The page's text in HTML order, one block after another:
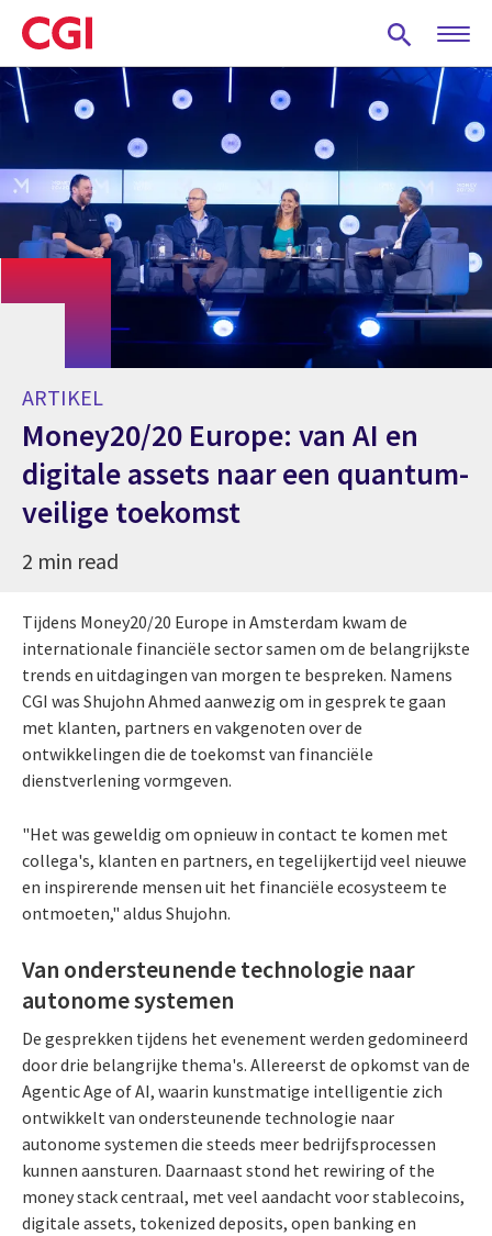
Skip
to
main
content
ARTIKEL
Money20/20 Europe: van AI en
digitale assets naar een quantum-
veilige toekomst
2 min read
Tijdens Money20/20 Europe in Amsterdam kwam de
internationale financiële sector samen om de belangrijkste
trends en uitdagingen van morgen te bespreken. Namens
CGI was Shujohn Ahmed aanwezig om in gesprek te gaan
met klanten, partners en vakgenoten over de
ontwikkelingen die de toekomst van financiële
dienstverlening vormgeven.
"Het was geweldig om opnieuw in contact te komen met
collega's, klanten en partners, en tegelijkertijd veel nieuwe
en inspirerende mensen uit het financiële ecosysteem te
ontmoeten," aldus Shujohn.
Van ondersteunende technologie naar
autonome systemen
De gesprekken tijdens het evenement werden gedomineerd
door drie belangrijke thema's. Allereerst de opkomst van de
Agentic Age of AI, waarin kunstmatige intelligentie zich
ontwikkelt van ondersteunende technologie naar
autonome systemen die steeds meer bedrijfsprocessen
kunnen aansturen. Daarnaast stond het rewiring of the
money stack centraal, met veel aandacht voor stablecoins,
digitale assets, tokenized deposits, open banking en